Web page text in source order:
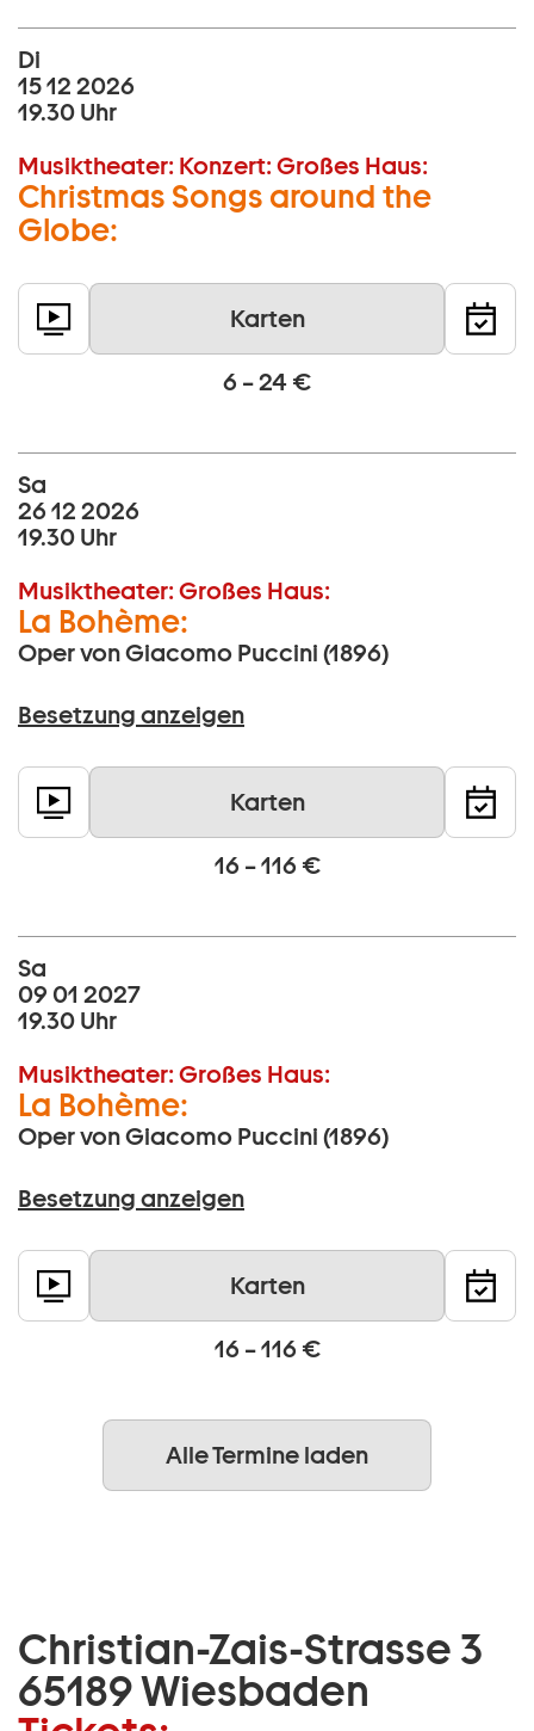
Di
15 12 2026
19.30 Uhr
Musiktheater: Konzert: Großes Haus:
Christmas Songs around the
Globe:
Karten
6 – 24 €
Sa
26 12 2026
19.30 Uhr
Musiktheater: Großes Haus:
La Bohème:
Oper von Giacomo Puccini (1896)
Besetzung anzeigen
Karten
16 – 116 €
Sa
09 01 2027
19.30 Uhr
Musiktheater: Großes Haus:
La Bohème:
Oper von Giacomo Puccini (1896)
Besetzung anzeigen
Karten
16 – 116 €
Alle Termine laden
Christian-Zais-Strasse 3
65189 Wiesbaden